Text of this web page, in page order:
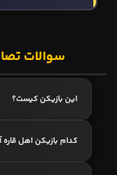
سوالات
این بازیکن کیست؟
کدام بازیکن اهل